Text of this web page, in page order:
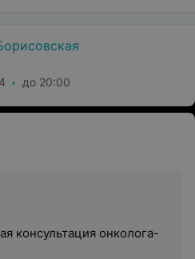
до 20:00
консультация онколога-